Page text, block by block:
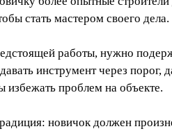
стать мастером своего дела.
работы, нужно
инструмент через
избежать проблем на объекте.
новичок должен